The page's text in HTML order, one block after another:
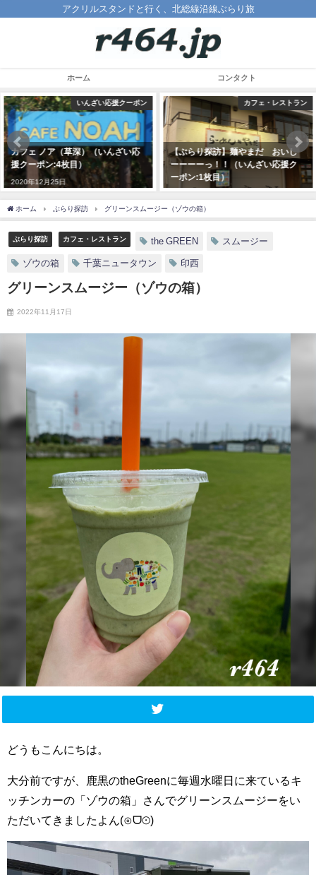
アクリルスタンドと行く、北総線沿線ぶらり旅
ホーム コンタクト
カフェ・レストラン
【ぶらり探訪】麺やまだ おいし
ーーーーっ！！（いんざい応援ク
ーポン:1枚目）
いんざい応援クーポン
回転寿し活鮮 船尾店で極みランチ
（いんざい応援クーポン:5枚目）
2020年12月28日
ホーム ぶらり探訪 グリーンスムージー（ゾウの箱）
ぶらり探訪 カフェ・レストラン the GREEN スムージー
ゾウの箱 千葉ニュータウン 印西
グリーンスムージー（ゾウの箱）
2022年11月17日
どうもこんにちは。
大分前ですが、鹿黒のtheGreenに毎週水曜日に来ているキ
ッチンカーの「ゾウの箱」さんでグリーンスムージーをい
ただいてきましたよん(⊙ᗜ⊙)